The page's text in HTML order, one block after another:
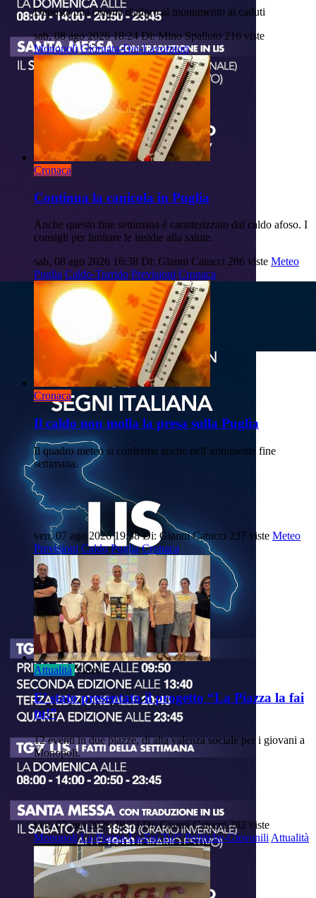
Deposta una corona d'alloro al monumento ai caduti
sab, 08 ago 2026 18:24 Di: Mino Spalluto 216 viste
Monopoli Giornata-Dei-Lavoratori
Cronaca
Continua la canicola in Puglia
Anche questo fine settimana è caratterizzato dal caldo afoso. I
consigli per limitare le insidie alla salute.
sab, 08 ago 2026 16:38 Di: Gianni Catucci 286 viste Meteo
Puglia Caldo-Torrido Previsioni Cronaca
Cronaca
Il caldo non molla la presa sulla Puglia
Il quadro meteo si conferma anche nell’imminente fine
settimana.
ven, 07 ago 2026 19:38 Di: Gianni Catucci 237 viste Meteo
Previsioni Caldo Puglia Cronaca
Attualità Video
E’ stato presentato il progetto “La Piazza la fai
tu!”
12 eventi in due piazze, di alta valenza sociale per i giovani a
Monopoli.
ven, 07 ago 2026 19:33 Di: Gianni Catucci 282 viste
Monopoli La-Piazza-La-Fai-Tu!” Politiche-Giovanili Attualità